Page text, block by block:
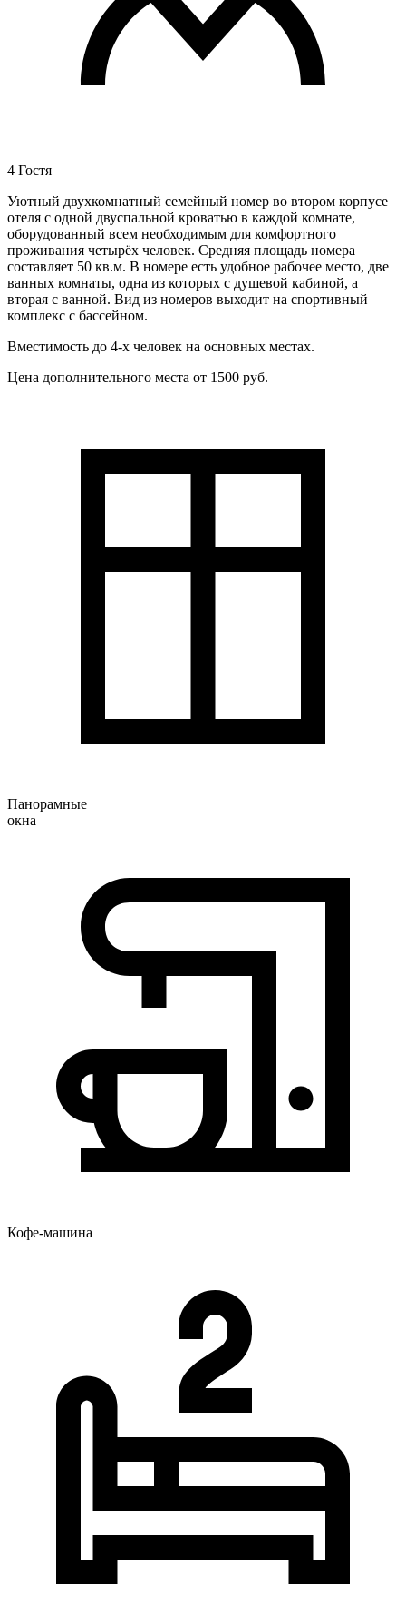
4 Гостя
Уютный двухкомнатный семейный номер во втором корпусе
отеля с одной двуспальной кроватью в каждой комнате,
оборудованный всем необходимым для комфортного
проживания четырёх человек. Средняя площадь номера
составляет 50 кв.м. В номере есть удобное рабочее место, две
ванных комнаты, одна из которых с душевой кабиной, а
вторая с ванной. Вид из номеров выходит на спортивный
комплекс с бассейном.
Вместимость до 4-х человек на основных местах.
Цена дополнительного места от 1500 руб.
Панорамные
окна
Кофе-машина